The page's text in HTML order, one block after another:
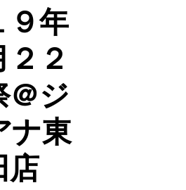
９年
２２
＠ジ
ナ東
店